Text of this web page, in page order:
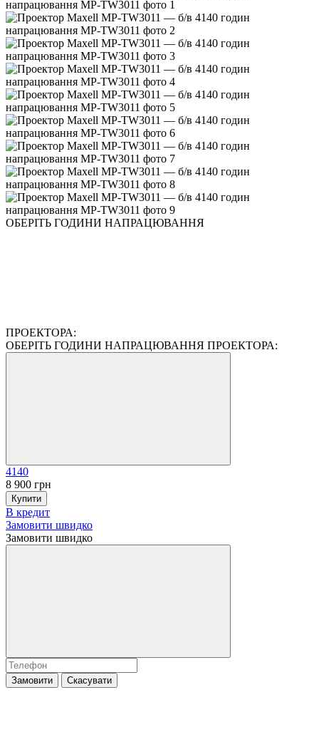
ОБЕРІТЬ ГОДИНИ НАПРАЦЮВАННЯ
ПРОЕКТОРА:
ОБЕРІТЬ ГОДИНИ НАПРАЦЮВАННЯ ПРОЕКТОРА:
4140
8 900 грн
Купити
В кредит
Замовити швидко
Замовити швидко
Замовити Скасувати